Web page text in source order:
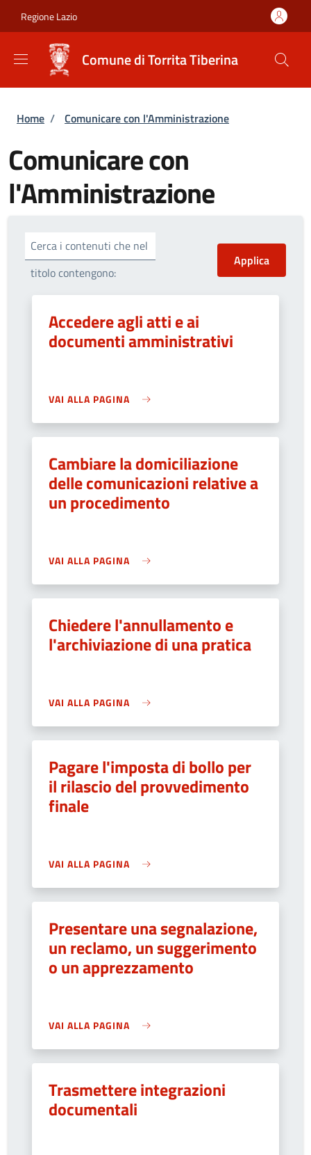
Regione Lazio
Comune di Torrita Tiberina
Briciole di pane
Home / Comunicare con l'Amministrazione
Comunicare con
l'Amministrazione
Cerca i contenuti che nel
titolo contengono:
Accedere agli atti e ai
documenti amministrativi
VAI ALLA PAGINA
Cambiare la domiciliazione
delle comunicazioni relative a
un procedimento
VAI ALLA PAGINA
Chiedere l'annullamento e
l'archiviazione di una pratica
VAI ALLA PAGINA
Pagare l'imposta di bollo per
il rilascio del provvedimento
finale
VAI ALLA PAGINA
Presentare una segnalazione,
un reclamo, un suggerimento
o un apprezzamento
VAI ALLA PAGINA
Trasmettere integrazioni
documentali